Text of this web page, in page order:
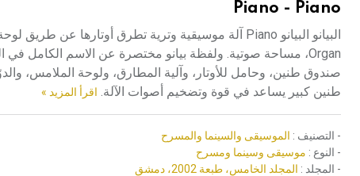
Piano - Piano
صندوق طنين، وحامل للأوتار، وآلية المطارق، ولوحة الملامس،
طنين كبير يساعد في قوة وتضخيم أصوات الآلة. اقرأ المزيد »
- التصنيف : الموسيقى والسينما والمسرح
- النوع : موسيقى وسينما ومسرح
- المجلد : المجلد الخامس، طبعة 2002، دمشق